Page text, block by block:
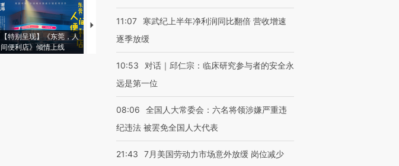
【特别呈现】《东莞，人
间便利店》倾情上线
【推广】走进第四届链博
会，让数智科技“链”接产
【商旅对话】华住集团
11:07
寒武纪上半年净利润同比翻倍 营收增速
逐季放缓
10:53
对话｜邱仁宗：临床研究参与者的安全永
远是第一位
08:06
全国人大常委会：六名将领涉嫌严重违
纪违法 被罢免全国人大代表
21:43
7月美国劳动力市场意外放缓 岗位减少